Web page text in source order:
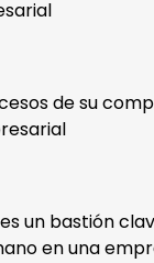
de su
un bastión
en una